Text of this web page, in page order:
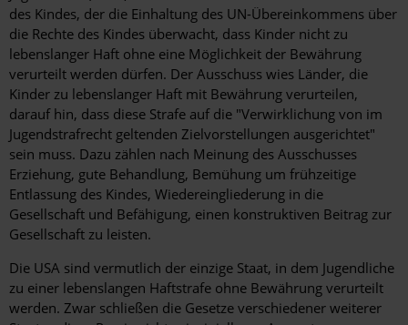
des Kindes, der die Einhaltung des UN-Übereinkommens über
die Rechte des Kindes überwacht, dass Kinder nicht zu
lebenslanger Haft ohne eine Möglichkeit der Bewährung
verurteilt werden dürfen. Der Ausschuss wies Länder, die
Kinder zu lebenslanger Haft mit Bewährung verurteilen,
darauf hin, dass diese Strafe auf die "Verwirklichung von im
Jugendstrafrecht geltenden Zielvorstellungen ausgerichtet"
sein muss. Dazu zählen nach Meinung des Ausschusses
Erziehung, gute Behandlung, Bemühung um frühzeitige
Entlassung des Kindes, Wiedereingliederung in die
Gesellschaft und Befähigung, einen konstruktiven Beitrag zur
Gesellschaft zu leisten.
Die USA sind vermutlich der einzige Staat, in dem Jugendliche
zu einer lebenslangen Haftstrafe ohne Bewährung verurteilt
werden. Zwar schließen die Gesetze verschiedener weiterer